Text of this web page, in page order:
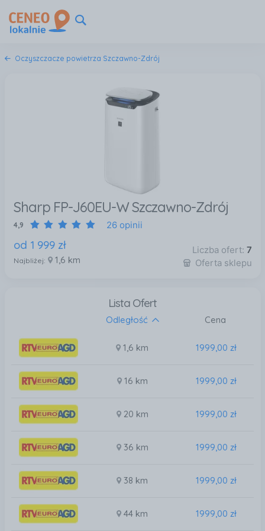
Oczyszczacze powietrza Szczawno-Zdrój
Sharp FP-J60EU-W Szczawno-Zdrój
4,9 26 opinii
od 1 999 zł
Najbliżej: 1,6 km
Liczba ofert: 7
Oferta sklepu
Lista Ofert
Odległość Cena
1,6 km 1999,00 zł
16 km 1999,00 zł
20 km 1999,00 zł
36 km 1999,00 zł
38 km 1999,00 zł
44 km 1999,00 zł